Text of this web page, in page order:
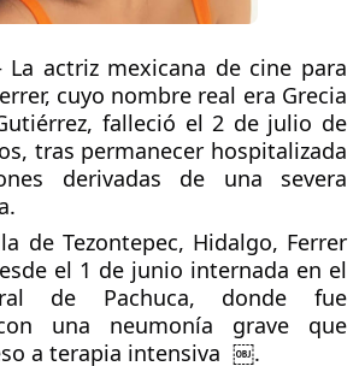
actriz mexicana de cine para
cuyo nombre real era Grecia
falleció el 2 de julio de
tras permanecer hospitalizada
derivadas de una severa
de Tezontepec, Hidalgo, Ferrer
el 1 de junio internada en el
de Pachuca, donde fue
una neumonía grave que
a terapia intensiva  ￼.